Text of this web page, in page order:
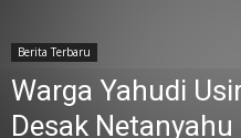
Berita Terbaru
Warga Yahudi
Desak